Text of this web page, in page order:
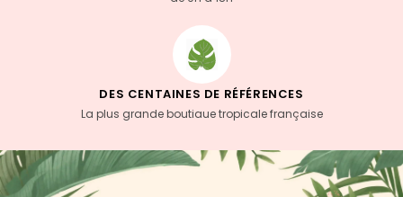
DES CENTAINES DE RÉFÉRENCES
La plus grande boutiaue tropicale française